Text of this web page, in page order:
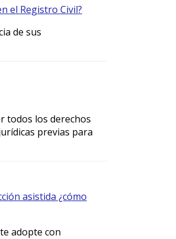
el Registro Civil?
de sus
todos los derechos
previas para
asistida ¿cómo
adopte con